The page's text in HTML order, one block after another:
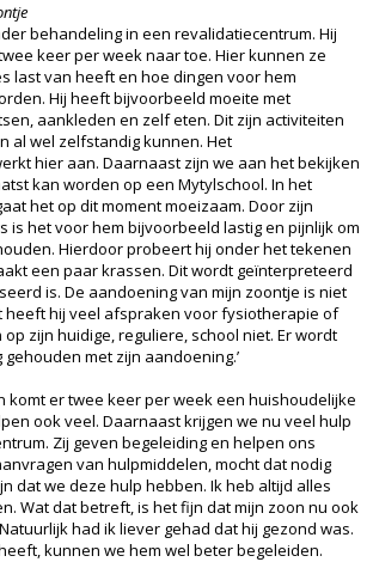
behandeling in een revalidatiecentrum. Hij
keer per week naar toe. Hier kunnen ze
last van heeft en hoe dingen voor hem
Hij heeft bijvoorbeeld moeite met
aankleden en zelf eten. Dit zijn activiteiten
al wel zelfstandig kunnen. Het
hier aan. Daarnaast zijn we aan het bekijken
kan worden op een Mytylschool. In het
het op dit moment moeizaam. Door zijn
is het voor hem bijvoorbeeld lastig en pijnlijk om
Hierdoor probeert hij onder het tekenen
een paar krassen. Dit wordt geïnterpreteerd
is. De aandoening van mijn zoontje is niet
heeft hij veel afspraken voor fysiotherapie of
zijn huidige, reguliere, school niet. Er wordt
met zijn aandoening.’
komt er twee keer per week een huishoudelijke
ook veel. Daarnaast krijgen we nu veel hulp
Zij geven begeleiding en helpen ons
van hulpmiddelen, mocht dat nodig
dat we deze hulp hebben. Ik heb altijd alles
Wat dat betreft, is het fijn dat mijn zoon nu ook
had ik liever gehad dat hij gezond was.
kunnen we hem wel beter begeleiden.